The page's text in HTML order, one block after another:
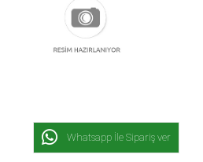
Whatsapp İle Sipariş ver